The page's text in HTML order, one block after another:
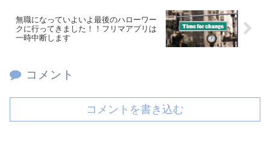
無職になっていよいよ最後のハローワー
クに行ってきました！！フリマアプリは
一時中断します
コメント
コメントを書き込む